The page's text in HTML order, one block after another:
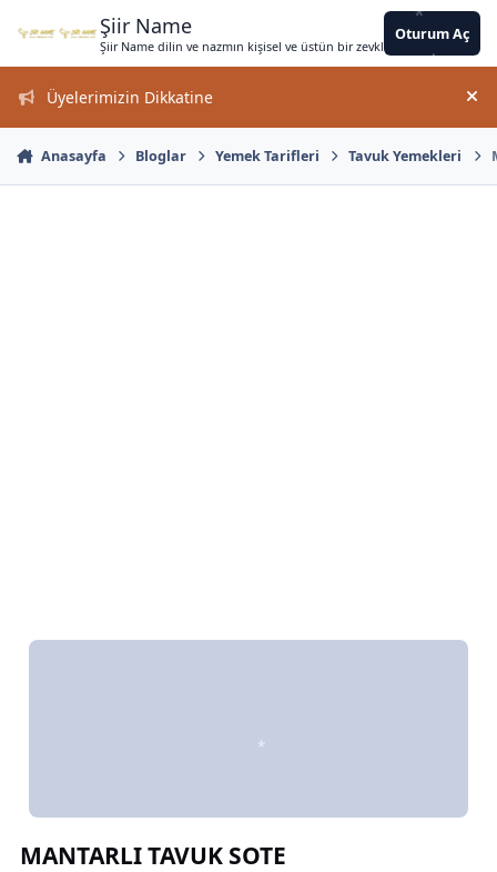
Şiir Name
Şiir Name dilin ve nazmın kişisel ve üstün bir zevkle bir arada
Oturum Aç
Üyelerimizin Dikkatine
Anasayfa Bloglar Yemek Tarifleri Tavuk Yemekleri
MANTARLI TAVUK SOTE
*
* * *
*